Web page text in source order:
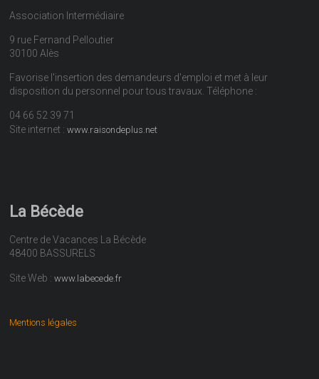
Association Intermédiaire
9 rue Fernand Pelloutier
30100 Alès
Favorise l'insertion des demandeurs d'emploi et met à leur
disposition du personnel pour tous travaux. Téléphone :
04 66 52 39 71
Site internet :www.raisondeplus.net
La Bécède
Centre de Vacances La Bécède
48400 BASSURELS
Site Web :www.labecede.fr
Mentions légales